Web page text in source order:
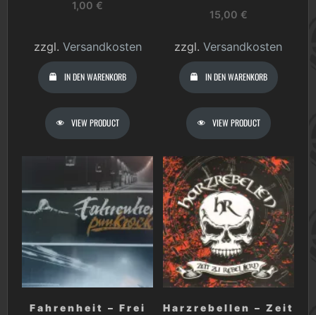
1,00 €
zzgl. Versandkosten
IN DEN WARENKORB
VIEW PRODUCT
15,00 €
zzgl.Versandkosten
IN DEN WARENKORB
VIEW PRODUCT
Fahrenheit – Frei
Harzrebellen – Zeit